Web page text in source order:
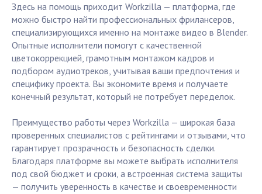
Здесь на помощь приходит Workzilla — платформа, где
можно быстро найти профессиональных фрилансеров,
специализирующихся именно на монтаже видео в Blender.
Опытные исполнители помогут с качественной
цветокоррекцией, грамотным монтажом кадров и
подбором аудиотреков, учитывая ваши предпочтения и
специфику проекта. Вы экономите время и получаете
конечный результат, который не потребует переделок.
Преимущество работы через Workzilla — широкая база
проверенных специалистов с рейтингами и отзывами, что
гарантирует прозрачность и безопасность сделки.
Благодаря платформе вы можете выбрать исполнителя
под свой бюджет и сроки, а встроенная система защиты
— получить уверенность в качестве и своевременности